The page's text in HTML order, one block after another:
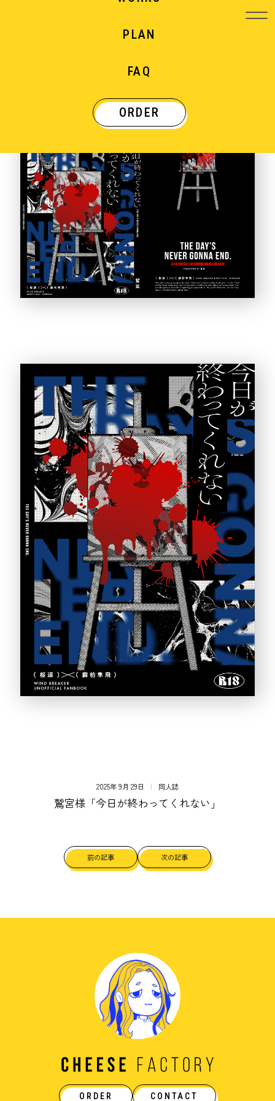
PLAN
FAQ
ORDER
WORKS
制作実績
2025年 9月 29日 同人誌
鷲宮様「今日が終わってくれない」
前の記事 次の記事
ORDER CONTACT